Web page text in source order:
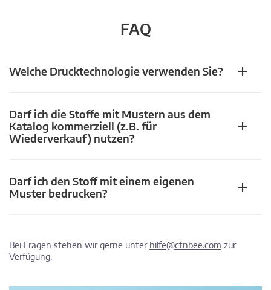
FAQ
Welche Drucktechnologie verwenden Sie?
Darf ich die Stoffe mit Mustern aus dem
Katalog kommerziell (z.B. für
Wiederverkauf) nutzen?
Darf ich den Stoff mit einem eigenen
Muster bedrucken?
Bei Fragen stehen wir gerne unter hilfe@ctnbee.com zur
Verfügung.